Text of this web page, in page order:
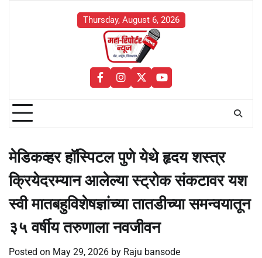
Thursday, August 6, 2026
facebookinstagram
twitteryoutube
मेडिकव्हर हॉस्पिटल पुणे येथे हृदय शस्त्र
क्रियेदरम्यान आलेल्या स्ट्रोक संकटावर यश
स्वी मातबहुविशेषज्ञांच्या तातडीच्या समन्वयातून
३५ वर्षीय तरुणाला नवजीवन
Posted on May 29, 2026 by Raju bansode